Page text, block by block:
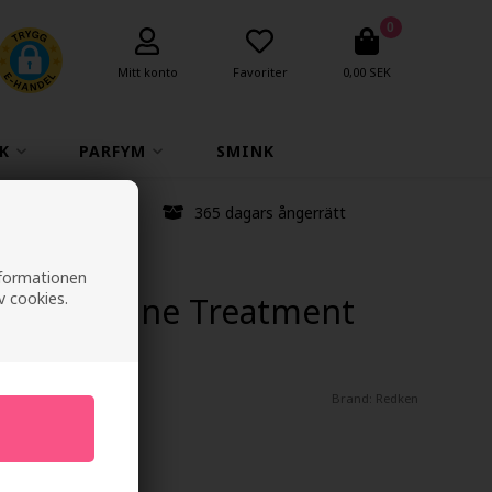
cookies.
Mitt konto Favoriter
0
0,00 SEK
PARFYM SMINK
365 dagars ångerrätt
All-in-one Treatment
Brand: Redken